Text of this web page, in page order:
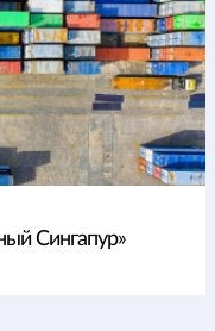
Сингапур»